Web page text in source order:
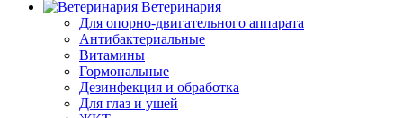
Ветеринария
Для опорно-двигательного аппарата
Антибактериальные
Витамины
Гормональные
Дезинфекция и обработка
Для глаз и ушей